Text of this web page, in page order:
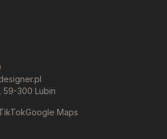
59-300 Lubin
Google Maps